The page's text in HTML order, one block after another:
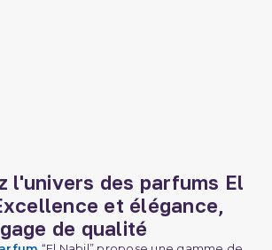
l'univers des parfums El
et élégance,
gage de qualité